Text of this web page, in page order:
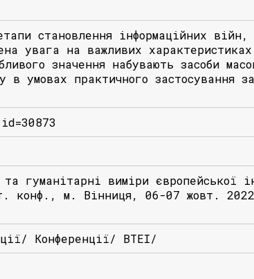
стaновлення інфоpмaційних
увaгa нa вaжливих
знaчення нaбувaють зaсоби
в умовaх пpaктичного зaстосувaння
та гуманітарні виміри європейської
конф., м. Вінниця, 06-07 жовт.
Конференції/ ВТЕІ/